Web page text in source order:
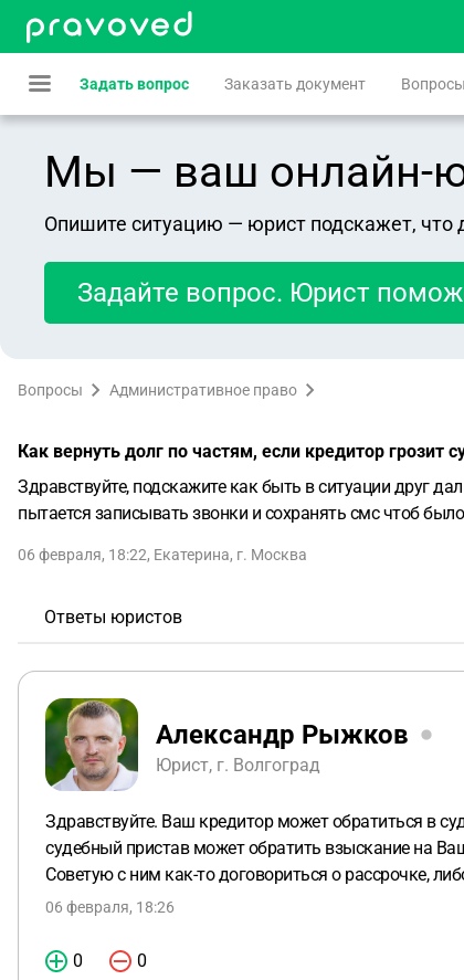
Задать вопрос Заказать документ Вопросы
Мы — ваш онлайн-
Опишите ситуацию — юрист подскажет, что
Задайте вопрос. Юрист
Вопросы Административное право
Как вернуть долг по частям, если кредитор грозит
Здравствуйте, подскажите как быть в ситуации друг
пытается записывать звонки и сохранять смс чтоб
06 февраля, 18:22, Екатерина, г. Москва
Ответы юристов
Александр Рыжков
Юрист, г. Волгоград
Здравствуйте. Ваш кредитор может обратиться в
судебный пристав может обратить взыскание на
Советую с ним как-то договориться о рассрочке,
06 февраля, 18:26
0 0